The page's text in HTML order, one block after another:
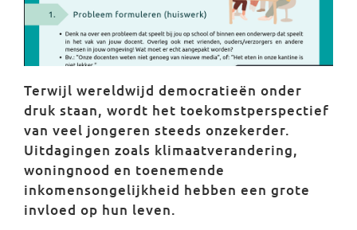
Terwijl wereldwijd democratieën onder
druk staan, wordt het toekomstperspectief
van veel jongeren steeds onzekerder.
Uitdagingen zoals klimaatverandering,
woningnood en toenemende
inkomensongelijkheid hebben een grote
invloed op hun leven.